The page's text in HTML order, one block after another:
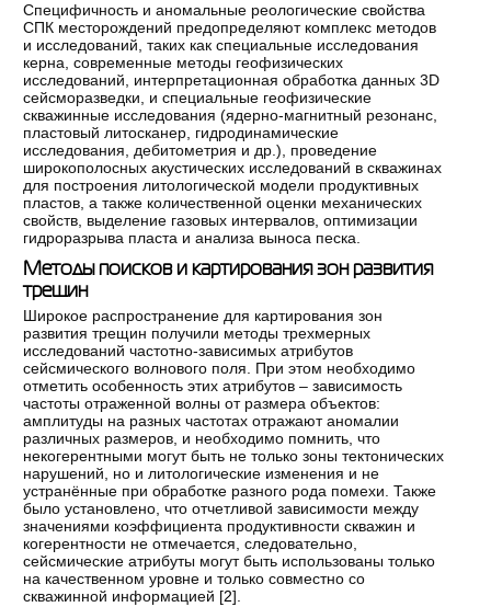
Специфичность и аномальные реологические свойства
СПК месторождений предопределяют комплекс методов
и исследований, таких как специальные исследования
керна, современные методы геофизических
исследований, интерпретационная обработка данных 3D
сейсморазведки, и специальные геофизические
скважинные исследования (ядерно-магнитный резонанс,
пластовый литосканер, гидродинамические
исследования, дебитометрия и др.), проведение
широкополосных акустических исследований в скважинах
для построения литологической модели продуктивных
пластов, а также количественной оценки механических
свойств, выделение газовых интервалов, оптимизации
гидроразрыва пласта и анализа выноса песка.
Методы поисков и картирования зон развития
трещин
Широкое распространение для картирования зон
развития трещин получили методы трехмерных
исследований частотно-зависимых атрибутов
сейсмического волнового поля. При этом необходимо
отметить особенность этих атрибутов – зависимость
частоты отраженной волны от размера объектов:
амплитуды на разных частотах отражают аномалии
различных размеров, и необходимо помнить, что
некогерентными могут быть не только зоны тектонических
нарушений, но и литологические изменения и не
устранённые при обработке разного рода помехи. Также
было установлено, что отчетливой зависимости между
значениями коэффициента продуктивности скважин и
когерентности не отмечается, следовательно,
сейсмические атрибуты могут быть использованы только
на качественном уровне и только совместно со
скважинной информацией [2].